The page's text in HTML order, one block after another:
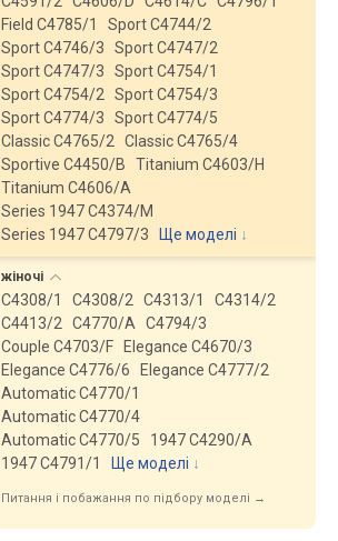
Field C4785/1
Sport C4744/2
Sport C4746/3
Sport C4747/2
Sport C4747/3
Sport C4754/1
Sport C4754/2
Sport C4754/3
Sport C4774/3
Sport C4774/5
Classic C4765/2
Classic C4765/4
Sportive C4450/B
Titanium C4603/H
Titanium C4606/A
Series 1947 C4374/M
Series 1947 C4797/3
Ще моделі ↓
жіночі
C4308/1 C4308/2 C4313/1
C4314/2
C4413/2
C4770/A
C4794/3
Couple C4703/F
Elegance C4670/3
Elegance C4776/6
Elegance C4777/2
Automatic C4770/1
Automatic C4770/4
Automatic C4770/5
1947 C4290/A
1947 C4791/1
Ще моделі ↓
Питання і побажання по підбору моделі →